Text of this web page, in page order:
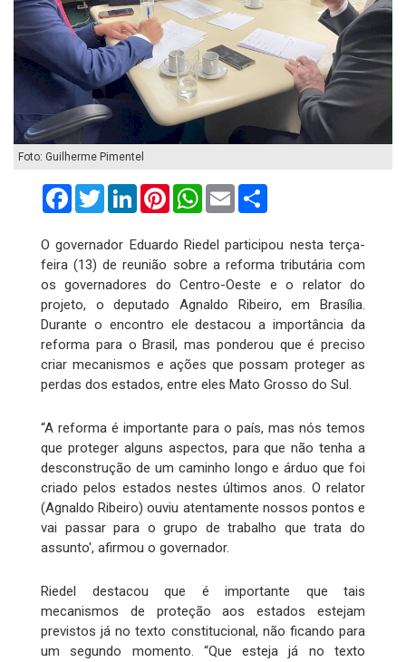
Foto: Guilherme Pimentel
FacebookTwitterLinkedInPinterestWhatsApp
Email
O governador Eduardo Riedel participou nesta terça-
feira (13) de reunião sobre a reforma tributária com
os governadores do Centro-Oeste e o relator do
projeto, o deputado Agnaldo Ribeiro, em Brasília.
Durante o encontro ele destacou a importância da
reforma para o Brasil, mas ponderou que é preciso
criar mecanismos e ações que possam proteger as
perdas dos estados, entre eles Mato Grosso do Sul.
“A reforma é importante para o país, mas nós temos
que proteger alguns aspectos, para que não tenha a
desconstrução de um caminho longo e árduo que foi
criado pelos estados nestes últimos anos. O relator
(Agnaldo Ribeiro) ouviu atentamente nossos pontos e
vai passar para o grupo de trabalho que trata do
assunto', afirmou o governador.
Riedel destacou que é importante que tais
mecanismos de proteção aos estados estejam
previstos já no texto constitucional, não ficando para
um segundo momento. “Que esteja já no texto